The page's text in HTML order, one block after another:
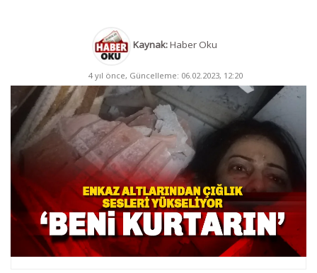
Kaynak:Haber Oku
4 yıl önce, Güncelleme: 06.02.2023, 12:20